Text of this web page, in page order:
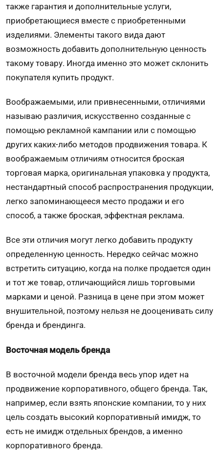
также гарантия и дополнительные услуги,
приобретающиеся вместе с приобретенными
изделиями. Элементы такого вида дают
возможность добавить дополнительную ценность
такому товару. Иногда именно это может склонить
покупателя купить продукт.
Воображаемыми, или привнесенными, отличиями
называю различия, искусственно созданные с
помощью рекламной кампании или с помощью
других каких-либо методов продвижения товара. К
воображаемым отличиям относится броская
торговая марка, оригинальная упаковка у продукта,
нестандартный способ распространения продукции,
легко запоминающееся место продажи и его
способ, а также броская, эффектная реклама.
Все эти отличия могут легко добавить продукту
определенную ценность. Нередко сейчас можно
встретить ситуацию, когда на полке продается один
и тот же товар, отличающийся лишь торговыми
марками и ценой. Разница в цене при этом может
внушительной, поэтому нельзя не дооценивать силу
бренда и брендинга.
Восточная модель бренда
В восточной модели бренда весь упор идет на
продвижение корпоративного, общего бренда. Так,
например, если взять японские компании, то у них
цель создать высокий корпоративный имидж, то
есть не имидж отдельных брендов, а именно
корпоративного бренда.